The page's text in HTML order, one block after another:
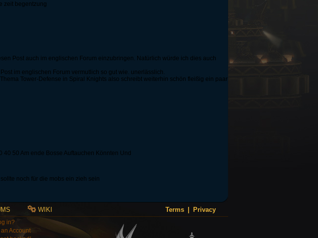
zeit begentzung
Post auch im englischen Forum einzubringen. Natürlich würde ich dies auch
im englischen Forum vermutlich so gut wie. unerlässlich.
Tower-Defense in Spiral Knights also schreibt weiterhin schön fleißig ein paar
50 Am ende Bosse Auftauchen Könnten Und
noch für die mobs ein zieh sein
Terms Privacy
WIKI
in?
Account